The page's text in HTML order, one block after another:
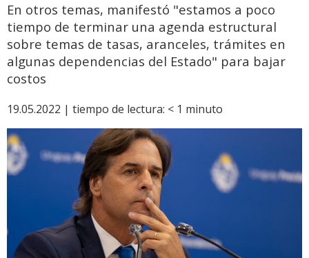
En otros temas, manifestó "estamos a poco
tiempo de terminar una agenda estructural
sobre temas de tasas, aranceles, trámites en
algunas dependencias del Estado" para bajar
costos
19.05.2022 | tiempo de lectura: < 1 minuto